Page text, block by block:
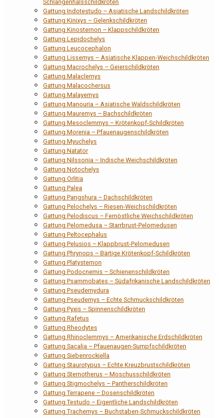
Schlangenhalsschildkröten
Gattung Indotestudo – Asiatische Landschildkröten
Gattung Kinixys – Gelenkschildkröten
Gattung Kinosternon – Klappschildkröten
Gattung Lepidochelys
Gattung Leucocephalon
Gattung Lissemys – Asiatische Klappen-Weichschildkröten
Gattung Macrochelys – Geierschildkröten
Gattung Malaclemys
Gattung Malacochersus
Gattung Malayemys
Gattung Manouria – Asiatische Waldschildkröten
Gattung Mauremys – Bachschildkröten
Gattung Mesoclemmys – Krötenkopf-Schildkröten
Gattung Morenia – Pfauenaugenschildkröten
Gattung Myuchelys
Gattung Natator
Gattung Nilssonia – Indische Weichschildkröten
Gattung Notochelys
Gattung Orlitia
Gattung Palea
Gattung Pangshura – Dachschildkröten
Gattung Pelochelys – Riesen-Weichschildkröten
Gattung Pelodiscus – Fernöstliche Weichschildkröten
Gattung Pelomedusa – Starrbrust-Pelomedusen
Gattung Peltocephalus
Gattung Pelusios – Klappbrust-Pelomedusen
Gattung Phrynops – Bärtige Krötenkopf-Schildkröten
Gattung Platysternon
Gattung Podocnemis – Schienenschildkröten
Gattung Psammobates – Südafrikanische Landschildkröten
Gattung Pseudemydura
Gattung Pseudemys – Echte Schmuckschildkröten
Gattung Pyxis – Spinnenschildkröten
Gattung Rafetus
Gattung Rheodytes
Gattung Rhinoclemmys – Amerikanische Erdschildkröten
Gattung Sacalia – Pfauenaugen-Sumpfschildkröten
Gattung Siebenrockiella
Gattung Staurotypus – Echte Kreuzbrustschildkröten
Gattung Sternotherus – Moschusschildkröten
Gattung Stigmochelys – Pantherschildkröten
Gattung Terrapene – Dosenschildkröten
Gattung Testudo – Eigentliche Landschildkröten
Gattung Trachemys – Buchstaben-Schmuckschildkröten